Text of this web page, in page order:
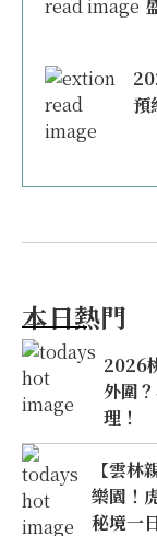
預
本日熱門
2026
外圍
理！
【雲
樂園！
秘境一